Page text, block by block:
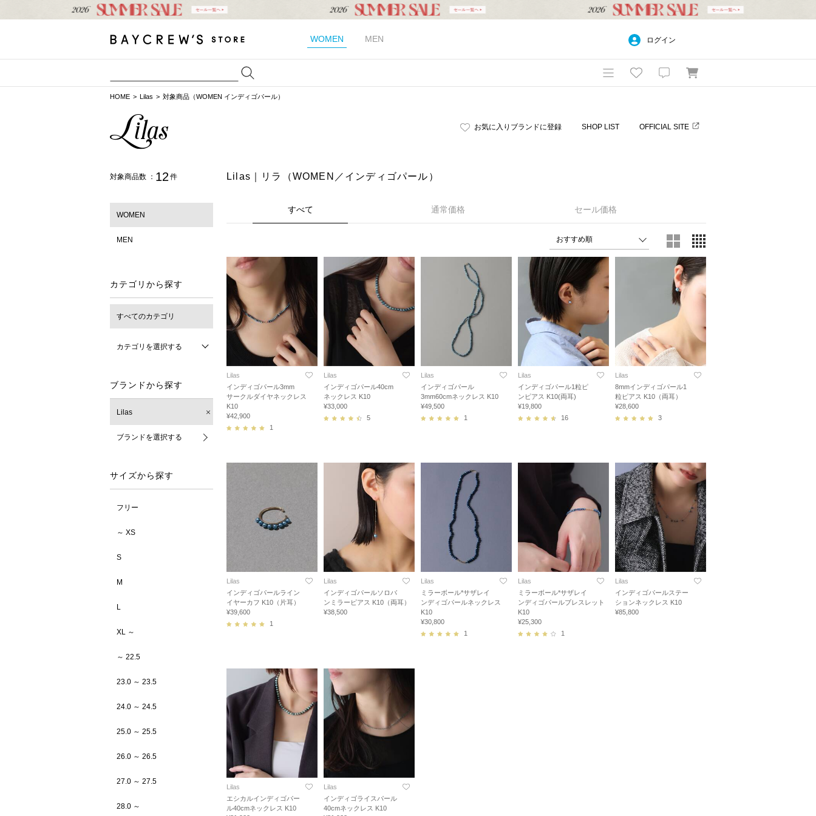
WOMEN MEN ログイン
HOME Lilas 対象商品（WOMEN インディゴパール）
お気に入りブランドに登録 SHOP LIST OFFICIAL SITE
対象商品数 ： 12 件
WOMEN
MEN
カテゴリから探す
すべてのカテゴリ
カテゴリを選択する
ブランドから探す
Lilas
ブランドを選択する
サイズから探す
フリー
～ XS
S
M
L
XL ～
～ 22.5
23.0 ～ 23.5
24.0 ～ 24.5
25.0 ～ 25.5
26.0 ～ 26.5
27.0 ～ 27.5
28.0 ～
Lilas｜リラ（WOMEN／インディゴパール）
すべて 通常価格 セール価格
Lilas
インディゴパール3mm
サークルダイヤネックレス
K10
¥42,900
1
Lilas
インディゴパール40cm
ネックレス K10
¥33,000
5
Lilas
インディゴパール
3mm60cmネックレス K10
¥49,500
1
Lilas
インディゴパール1粒ピ
ンピアス K10(両耳)
¥19,800
16
Lilas
8mmインディゴパール1
粒ピアス K10（両耳）
¥28,600
3
Lilas
インディゴパールライン
イヤーカフ K10（片耳）
¥39,600
1
Lilas
インディゴパールソロバ
ンミラーピアス K10（両耳）
¥38,500
Lilas
ミラーボール*サザレイ
ンディゴパールネックレス
K10
¥30,800
1
Lilas
ミラーボール*サザレイ
ンディゴパールブレスレット
K10
¥25,300
1
Lilas
インディゴパールステー
ションネックレス K10
¥85,800
Lilas
エシカルインディゴパー
ル40cmネックレス K10
Lilas
インディゴライスパール
40cmネックレス K10